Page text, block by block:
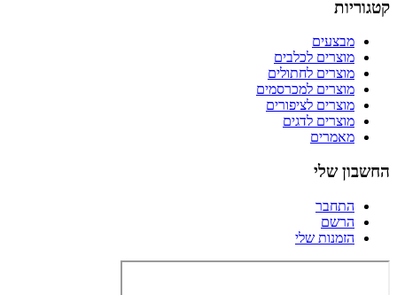
קטגוריות
מבצעים
מוצרים לכלבים
מוצרים לחתולים
מוצרים למכרסמים
מוצרים לציפורים
מוצרים לדגים
מאמרים
החשבון שלי
התחבר
הרשם
הזמנות שלי